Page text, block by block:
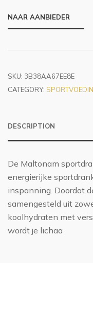
NAAR AANBIEDER
SKU: 3B38AA67EE8E
CATEGORY:
DESCRIPTION
De Maltonam
energierijke
inspanning. Doordat
samengesteld uit
koolhydraten met
wordt je lichaa